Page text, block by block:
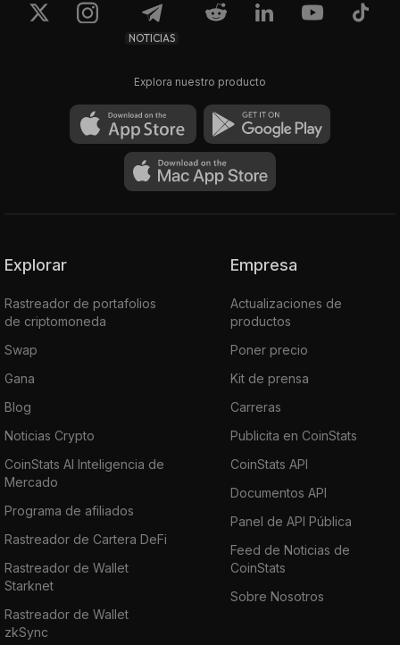
NOTICIAS
Explora nuestro producto
Explorar
Rastreador de portafolios
de criptomoneda
Swap
Gana
Blog
Noticias Crypto
CoinStats AI Inteligencia de
Mercado
Programa de afiliados
Rastreador de Cartera DeFi
Rastreador de Wallet
Starknet
Rastreador de Wallet
zkSync
Empresa
Actualizaciones de
productos
Poner precio
Kit de prensa
Carreras
Publicita en CoinStats
CoinStats API
Documentos API
Panel de API Pública
Feed de Noticias de
CoinStats
Sobre Nosotros